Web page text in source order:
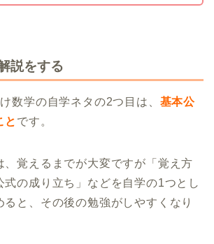
説をする
数学の自学ネタの2つ目は、 基本公
と です。
、覚えるまでが大変ですが「覚え方
式の成り立ち」などを自学の1つとし
ると、その後の勉強がしやすくなり